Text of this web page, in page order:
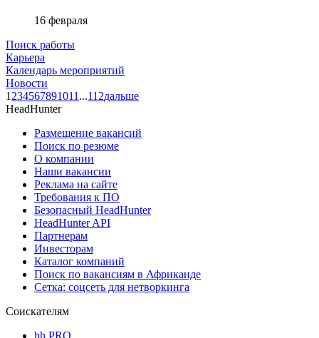
16 февраля
Поиск работы
Карьера
Календарь мероприятий
Новости
1 234567891011 ...112дальше
HeadHunter
Размещение вакансий
Поиск по резюме
О компании
Наши вакансии
Реклама на сайте
Требования к ПО
Безопасный HeadHunter
HeadHunter API
Партнерам
Инвесторам
Каталог компаний
Поиск по вакансиям в Африканде
Сетка: соцсеть для нетворкинга
Соискателям
hh PRO